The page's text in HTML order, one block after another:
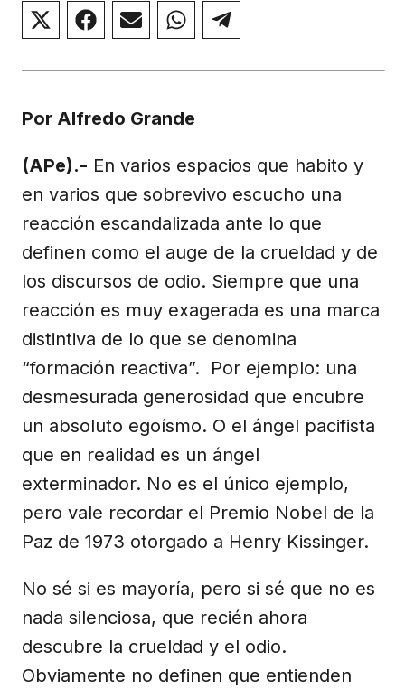
Compartir
en
(Twitter)
Compartir
en
Compartir
en
Compartir
en
Compartir
en
Por Alfredo Grande
(APe).- En varios espacios que habito y
en varios que sobrevivo escucho una
reacción escandalizada ante lo que
definen como el auge de la crueldad y de
los discursos de odio. Siempre que una
reacción es muy exagerada es una marca
distintiva de lo que se denomina
“formación reactiva”. Por ejemplo: una
desmesurada generosidad que encubre
un absoluto egoísmo. O el ángel pacifista
que en realidad es un ángel
exterminador. No es el único ejemplo,
pero vale recordar el Premio Nobel de la
Paz de 1973 otorgado a Henry Kissinger.
No sé si es mayoría, pero si sé que no es
nada silenciosa, que recién ahora
descubre la crueldad y el odio.
Obviamente no definen que entienden